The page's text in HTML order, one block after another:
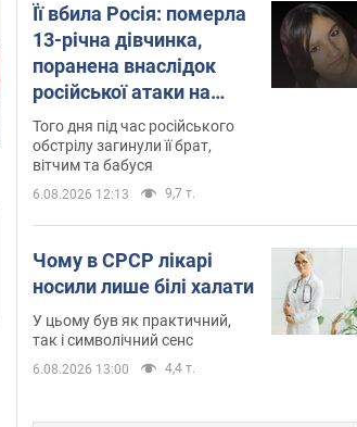
Її вбила Росія: померла
13-річна дівчинка,
поранена внаслідок
російської атаки на
Сумщину. Фото
Того дня під час російського
обстрілу загинули її брат,
вітчим та бабуся
6.08.2026 12:13 9,7 т.
Чому в СРСР лікарі
носили лише білі халати
У цьому був як практичний,
так і символічний сенс
6.08.2026 13:00 4,4 т.